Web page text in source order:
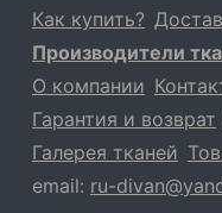
Как купить?
Производители
О компании
Гарантия и возврат
Галерея тканей
email: ru-